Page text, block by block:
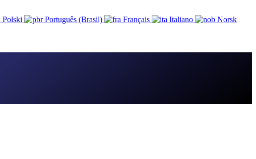
Polski Português (Brasil) Français Italiano
Norsk